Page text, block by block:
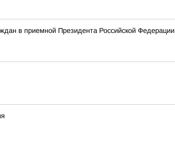
в приемной Президента Российской Федерации